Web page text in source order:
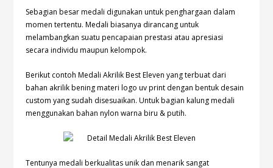
Sebagian besar medali digunakan untuk penghargaan dalam
momen tertentu. Medali biasanya dirancang untuk
melambangkan suatu pencapaian prestasi atau apresiasi
secara individu maupun kelompok.
Berikut contoh Medali Akrilik Best Eleven yang terbuat dari
bahan akrilik bening materi logo uv print dengan bentuk desain
custom yang sudah disesuaikan. Untuk bagian kalung medali
menggunakan bahan nylon warna biru & putih.
Tentunya medali berkualitas unik dan menarik sangat